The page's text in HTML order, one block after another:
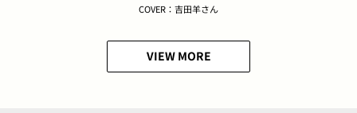
COVER：吉田羊さん
VIEW MORE